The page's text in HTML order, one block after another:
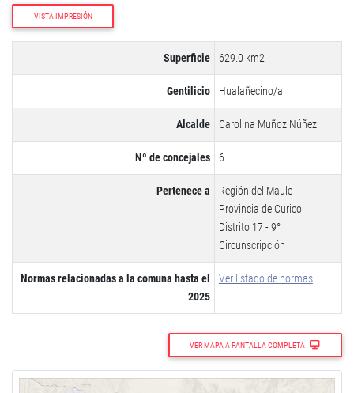
VISTA IMPRESIÓN
Superficie 629.0 km2
Gentilicio Hualañecino/a
Alcalde Carolina Muñoz Núñez
Nº de concejales 6
Pertenece a
Región del Maule
Provincia de Curico
Distrito 17 - 9°
Circunscripción
Normas relacionadas a la comuna hasta el
2025
Ver listado de normas
VER MAPA A PANTALLA COMPLETA